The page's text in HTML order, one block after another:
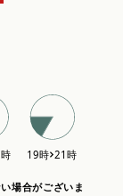
場合がございま